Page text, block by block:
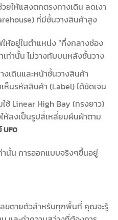
ให้แสงตกตรงทางเดิน ลดเงา
ที่มีชั้นวางสินค้าสูง
ห้อยู่ในตำแหน่ง “กึ่งกลางช่อง
เท่านั้น ไม่วางทับบนหลังชั้นวาง
เดินและหน้าชั้นวางสินค้า
นรหัสสินค้า (Label) ได้ชัดเจน
ช้ Linear High Bay (ทรงยาว)
ห้ลงเป็นรูปสี่เหลี่ยมผืนผ้าตาม
UFO
นั้น การออกแบบจริงๆขึ้นอยู่
ลขตายตัวสำหรับทุกพื้นที่ คุณจะรู้